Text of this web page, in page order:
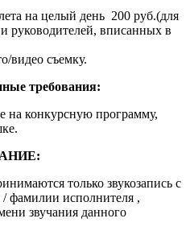
на целый день 200 руб.(для
руководителей, вписанных в
видео съемку.
требования:
на конкурсную программу,
только звукозапись с
/ фамилии исполнителя ,
звучания данного